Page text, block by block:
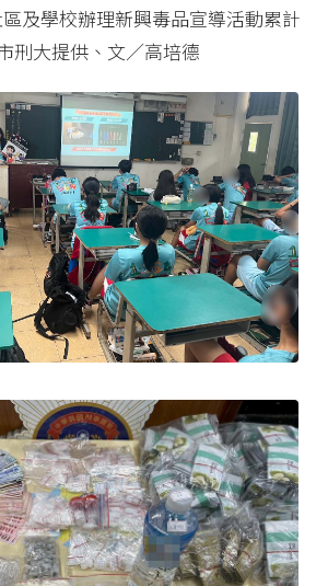
及學校辦理新興毒品宣導活動累計
刑大提供、文／高培德